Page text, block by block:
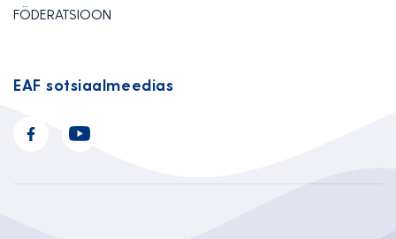
FÖDERATSIOON
EAF sotsiaalmeedias